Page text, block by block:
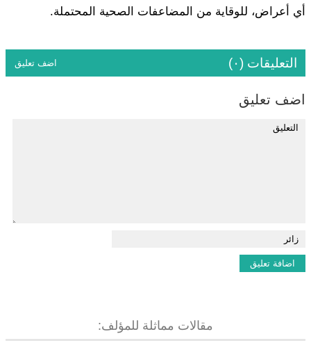
أي أعراض، للوقاية من المضاعفات الصحية المحتملة.
التعليقات (٠) اضف تعليق
اضف تعليق
مقالات مماثلة للمؤلف: